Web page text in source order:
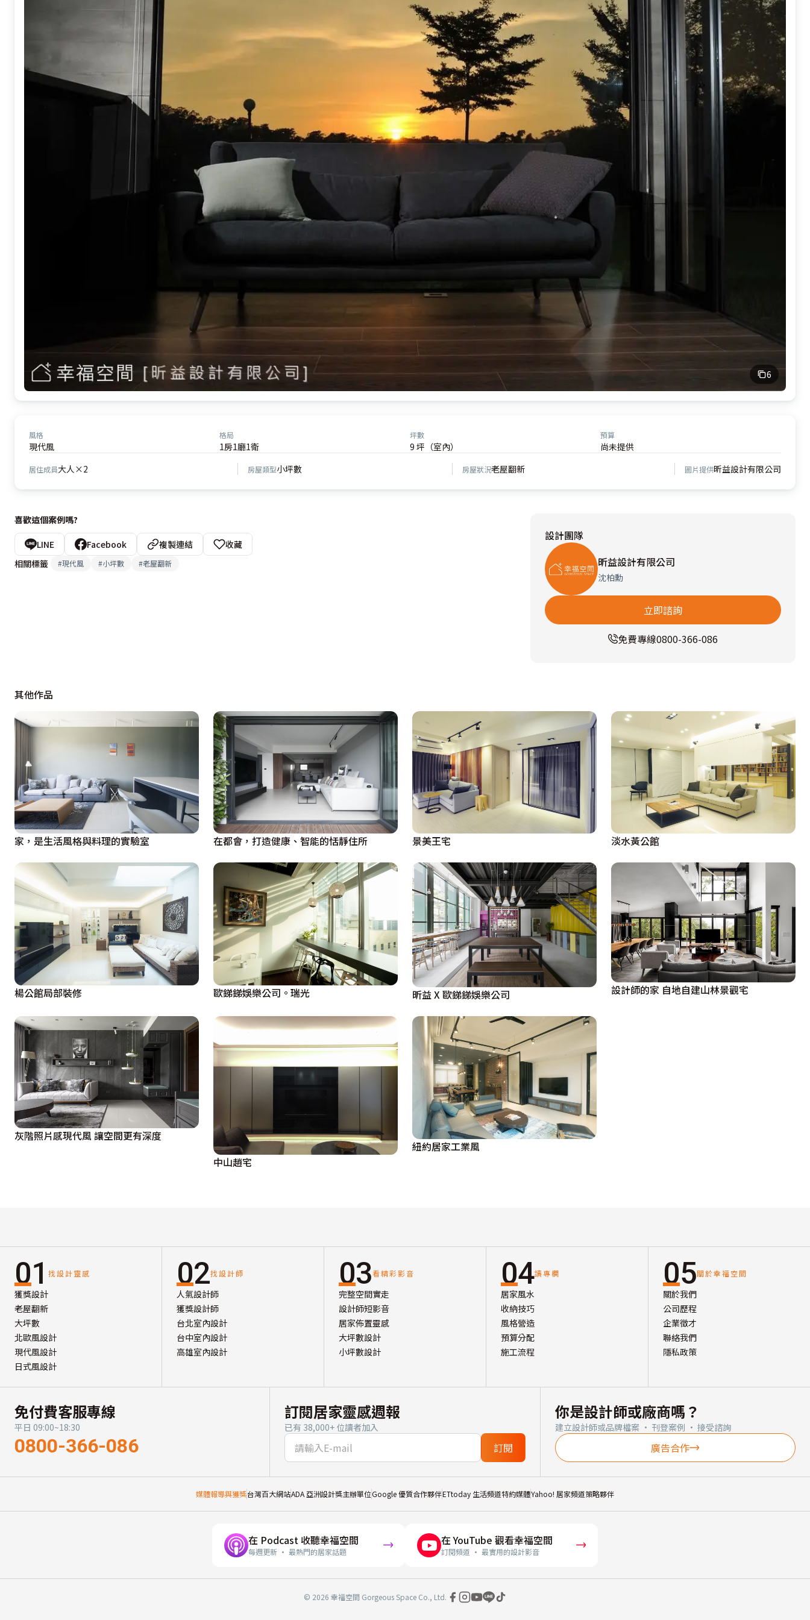
6
風格
現代風
格局
1房1廳1衛
坪數
9 坪（室內）
預算
尚未提供
居住成員大人×2 房屋類型小坪數 房屋狀況老屋翻新 圖片提供昕益設計有限公司
喜歡這個案例嗎?
LINE Facebook 複製連結
收藏
相關標籤
#現代風 #小坪數 #老屋翻新
設計團隊
昕益設計有限公司
沈柏勳
立即諮詢
免費專線0800-366-086
其他作品
家，是生活風格與料理的實驗室 在都會，打造健康、智能的恬靜住所 景美王宅 淡水黃公館
楊公館局部裝修 歐銻銻娛樂公司。瑞光 昕益 X 歐銻銻娛樂公司 設計師的家 自地自建山林景觀宅
灰階照片感現代風 讓空間更有深度
中山趙宅
紐約居家工業風
01 找設計靈感
獲獎設計
老屋翻新
大坪數
北歐風設計
現代風設計
日式風設計
02找設計師
人氣設計師
獲獎設計師
台北室內設計
台中室內設計
高雄室內設計
03看精彩影音
完整空間實走
設計師短影音
居家佈置靈感
大坪數設計
小坪數設計
04讀專欄
居家風水
收納技巧
風格營造
預算分配
施工流程
05關於幸福空間
關於我們
公司歷程
企業徵才
聯絡我們
隱私政策
免付費客服專線
平日 09:00~18:30
0800-366-086
訂閱居家靈感週報
已有 38,000+ 位讀者加入
訂閱
你是設計師或廠商嗎？
建立設計師或品牌檔案 · 刊登案例 · 接受諮詢
廣告合作
媒體報導與獲獎台灣百大網站ADA 亞洲設計獎主辦單位Google 優質合作夥伴ETtoday 生活頻道特約媒體Yahoo! 居家頻道策略夥伴
在 Podcast 收聽幸福空間
每週更新 · 最熱門的居家話題
在 YouTube 觀看幸福空間
訂閱頻道 · 最實用的設計影音
© 2026 幸福空間 Gorgeous Space Co., Ltd.